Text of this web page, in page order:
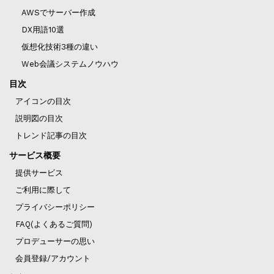
AWSでサーバー作成
DX用語10選
仮想化技術3種の違い
Web会議システムノウハウ
目次
アイコンの目次
説明図の目次
トレンド記事の目次
サービス概要
提供サービス
ご利用に際して
プライバシーポリシー
FAQ(よくあるご質問)
プロデューサーの思い
会員登録/アカウント